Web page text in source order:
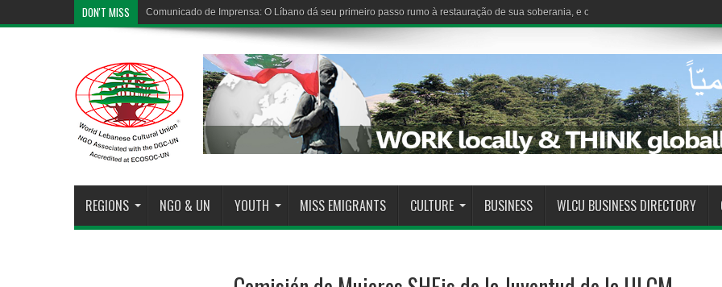
DON'T MISS Comunicado de Imprensa: O Líbano dá seu primeiro passo rumo à restauração de sua soberania, e o Estado demonstra sua
REGIONS NGO & UN YOUTH MISS EMIGRANTS CULTURE BUSINESS WLCU BUSINESS DIRECTORY